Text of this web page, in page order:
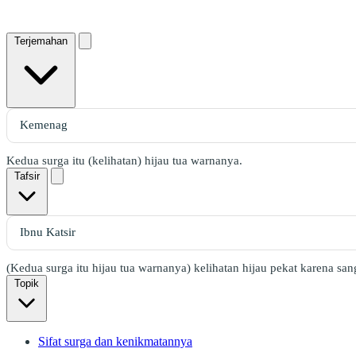
Terjemahan
Kedua surga itu (kelihatan) hijau tua warnanya.
Tafsir
(Kedua surga itu hijau tua warnanya) kelihatan hijau pekat karena
Topik
Sifat surga dan kenikmatannya